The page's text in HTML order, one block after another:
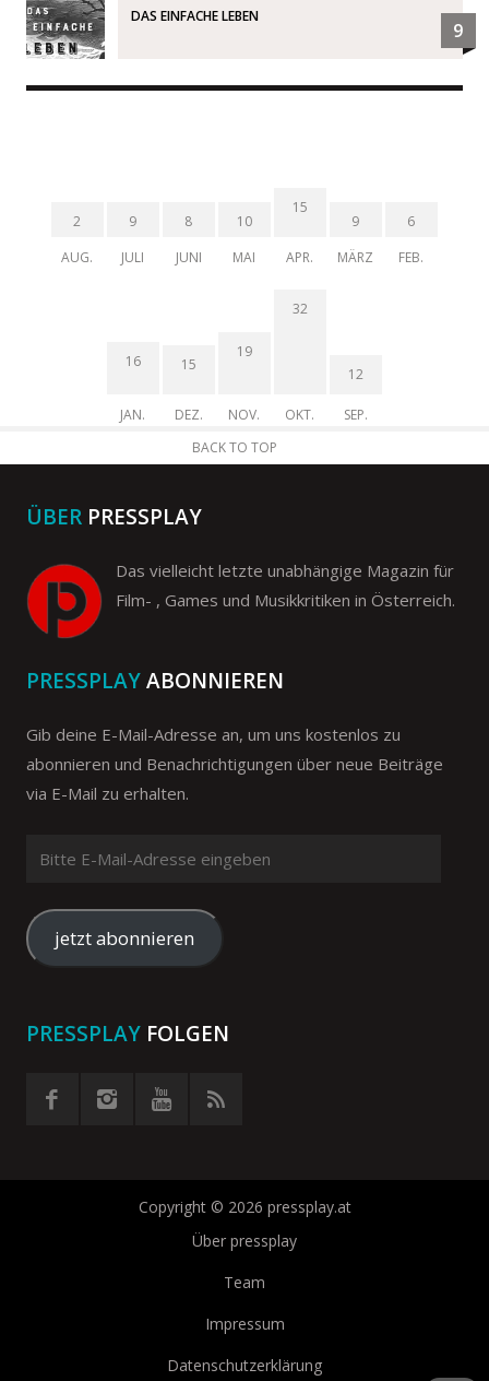
DAS EINFACHE LEBEN
9
2
AUG.
9
JULI
8
JUNI
10
MAI
15
APR.
9
MÄRZ
6
FEB.
16
JAN.
15
DEZ.
19
NOV.
32
OKT.
12
SEP.
BACK TO TOP
ÜBER PRESSPLAY
Das vielleicht letzte unabhängige Magazin für
Film- , Games und Musikkritiken in Österreich.
PRESSPLAYABONNIEREN
Gib deine E-Mail-Adresse an, um uns kostenlos zu
abonnieren und Benachrichtigungen über neue Beiträge
via E-Mail zu erhalten.
Mail-
Adresse
eingeben
jetzt abonnieren
PRESSPLAY FOLGEN
Copyright © 2026 pressplay.at
Über pressplay
Team
Impressum
Datenschutzerklärung